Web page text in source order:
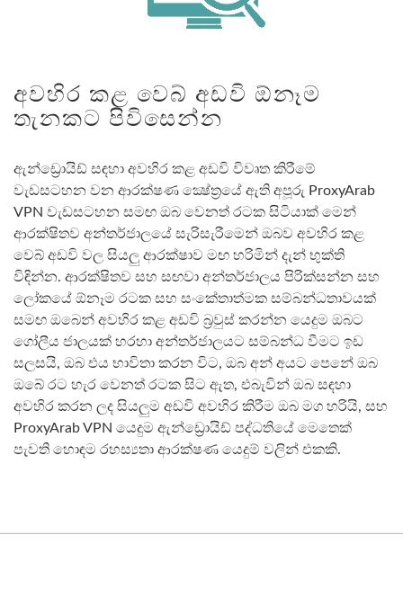
අවහිර කළ වෙබ් අඩවි ඕනෑම
තැනකට පිවිසෙන්න
ඇන්ඩ්‍රොයිඩ් සඳහා අවහිර කළ අඩවි විවෘත කිරීමේ
වැඩසටහන වන ආරක්ෂණ ක්‍ෂේත්‍රයේ ඇති අපූරු ProxyArab
VPN වැඩසටහන සමඟ ඔබ වෙනත් රටක සිටියාක් මෙන්
ආරක්ෂිතව අන්තර්ජාලයේ සැරිසැරීමෙන් ඔබව අවහිර කළ
වෙබ් අඩවි වල සියලු ආරක්ෂාව මඟ හරිමින් දැන් භුක්ති
විඳින්න. ආරක්ෂිතව සහ සඟවා අන්තර්ජාලය පිරික්සන්න සහ
ලෝකයේ ඕනෑම රටක සහ සංකේතාත්මක සම්බන්ධතාවයක්
සමඟ ඔබෙන් අවහිර කළ අඩවි බ්‍රවුස් කරන්න යෙදුම ඔබට
ගෝලීය ජාලයක් හරහා අන්තර්ජාලයට සම්බන්ධ වීමට ඉඩ
සලසයි, ඔබ එය භාවිතා කරන විට, ඔබ අන් අයට පෙනේ ඔබ
ඔබේ රට හැර වෙනත් රටක සිට ඇත, එබැවින් ඔබ සඳහා
අවහිර කරන ලද සියලුම අඩවි අවහිර කිරීම ඔබ මග හරියි, සහ
ProxyArab VPN යෙදුම ඇන්ඩ්‍රොයිඩ් පද්ධතියේ මෙතෙක්
පැවති හොඳම රහස්‍යතා ආරක්ෂණ යෙදුම් වලින් එකකි.